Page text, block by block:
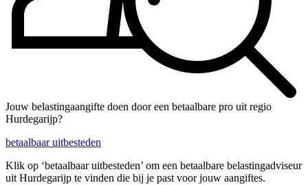
Jouw belastingaangifte doen door een betaalbare pro uit regio
Hurdegarijp?
betaalbaar uitbesteden
Klik op ‘betaalbaar uitbesteden’ om een betaalbare belastingadviseur
uit Hurdegarijp te vinden die bij je past voor jouw aangiftes.